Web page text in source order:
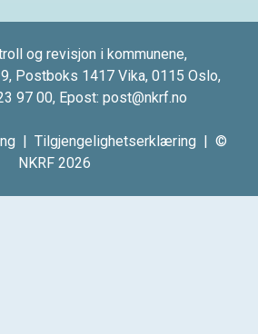
og revisjon i kommunene,
Postboks 1417 Vika, 0115 Oslo,
97 00, Epost: post@nkrf.no
| Tilgjengelighetserklæring | ©
NKRF 2026